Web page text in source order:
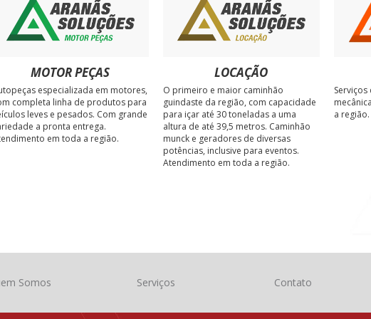
MOTOR PEÇAS
especializada em motores,
completa linha de produtos para
leves e pesados. Com grande
a pronta entrega.
em toda a região.
LOCAÇÃO
O primeiro e maior caminhão
guindaste da região, com capacidade
para içar até 30 toneladas a uma
altura de até 39,5 metros. Caminhão
munck e geradores de diversas
potências, inclusive para eventos.
Atendimento em toda a região.
a região.
Somos Serviços Contato